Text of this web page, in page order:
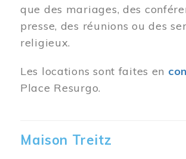
que des mariages, des
presse, des réunions ou des
religieux.
Les locations sont faites en
Place Resurgo.
Maison Treitz